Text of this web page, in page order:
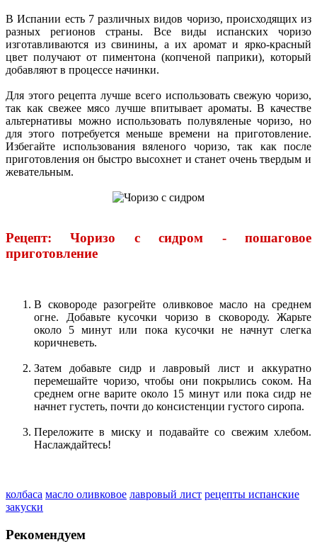
В Испании есть 7 различных видов чоризо, происходящих из
разных регионов страны. Все виды испанских чоризо
изготавливаются из свинины, а их аромат и ярко-красный
цвет получают от пиментона (копченой паприки), который
добавляют в процессе начинки.
Для этого рецепта лучше всего использовать свежую чоризо,
так как свежее мясо лучше впитывает ароматы. В качестве
альтернативы можно использовать полувяленые чоризо, но
для этого потребуется меньше времени на приготовление.
Избегайте использования вяленого чоризо, так как после
приготовления он быстро высохнет и станет очень твердым и
жевательным.
Рецепт: Чоризо с сидром - пошаговое
приготовление
В сковороде разогрейте оливковое масло на среднем
огне. Добавьте кусочки чоризо в сковороду. Жарьте
около 5 минут или пока кусочки не начнут слегка
коричневеть.
Затем добавьте сидр и лавровый лист и аккуратно
перемешайте чоризо, чтобы они покрылись соком. На
среднем огне варите около 15 минут или пока сидр не
начнет густеть, почти до консистенции густого сиропа.
Переложите в миску и подавайте со свежим хлебом.
Наслаждайтесь!
колбаса масло оливковое лавровый лист рецепты испанские
закуски
Рекомендуем